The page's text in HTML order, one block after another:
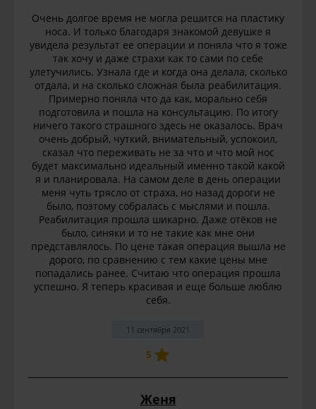
Очень долгое время не могла решится на пластику
носа. И только благодаря знакомой девушке я
увидела результат ее операции и поняла что я тоже
так хочу и даже страхи как то сами по себе
улетучились. Узнала где и когда она делала, сколько
отдала, и на сколько сложная была реабилитация.
Примерно поняла что да как, морально себя
подготовила и пошла на консультацию. По итогу
ничего такого страшного здесь не оказалось. Врач
очень добрый, чуткий, внимательный, успокоил,
сказал что переживать не за что и что мой нос
будет максимально идеальный именно такой какой
я и планировала. На самом деле в день операции
меня чуть трясло от страха, но назад дороги не
было, поэтому собралась с мыслями и пошла.
Реабилитация прошла шикарно. Даже отёков не
было, синяки и то не такие как мне они
представлялось. По цене такая операция вышла не
дорого, по сравнению с тем какие цены мне
попадались ранее. Считаю что операция прошла
успешно. Я теперь красивая и еще больше люблю
себя.
11 сентября 2021
5
Женя